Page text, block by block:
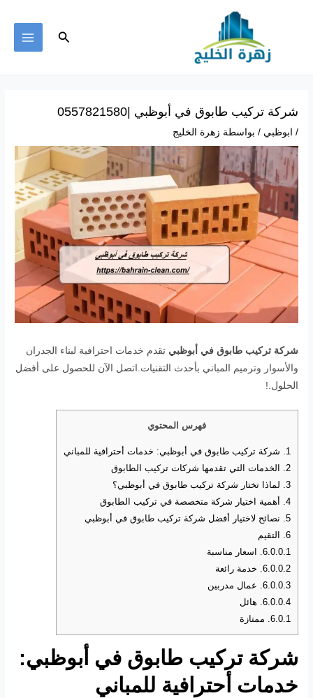
البحث
شركة تركيب طابوق في أبوظبي |0557821580
/ ابوظبي / بواسطة زهرة الخليج
شركة تركيب طابوق في أبوظبيتقدم خدمات احترافية لبناء الجدران
والأسوار وترميم المباني بأحدث التقنيات.اتصل الآن للحصول على أفضل
الحلول.!
فهرس المحتوي
1.
شركة تركيب طابوق في أبوظبي: خدمات أحترافية للمباني
2.
الخدمات التي تقدمها شركات تركيب الطابوق
3. لماذا تختار شركة تركيب طابوق في أبوظبي؟
4.
أهمية اختيار شركة متخصصة في تركيب الطابوق
5. نصائح لاختيار أفضل شركة تركيب طابوق في أبوظبي
6.
التقيم
6.0.0.1.
اسعار مناسبة
6.0.0.2. خدمة رائعة
6.0.0.3. عمال مدربين
6.0.0.4. هائل
6.0.1. ممتازة
شركة تركيب طابوق في أبوظبي:
خدمات أحترافية للمباني